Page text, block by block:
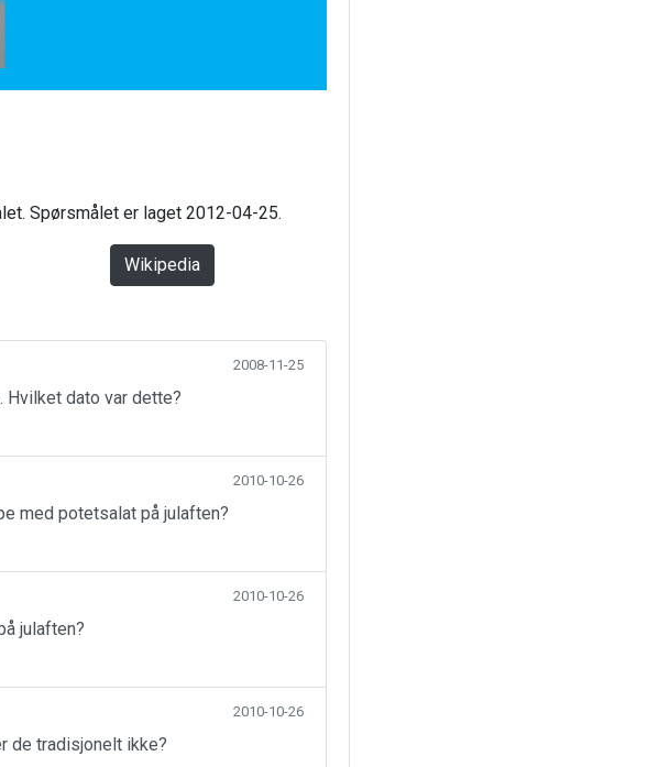
Spørsmålet er laget 2012-04-25.
Wikipedia
2008-11-25
dato var dette?
2010-10-26
med potetsalat på julaften?
2010-10-26
julaften?
2010-10-26
de tradisjonelt ikke?